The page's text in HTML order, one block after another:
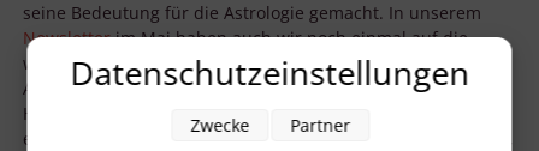
seine Bedeutung für die Astrologie gemacht. In unserem
Newsletterim Mai haben auch wir noch einmal auf die
wichtigsten Erkenntnisse Jungs geblickt. Er war der
Astrologie gegenüber sehr aufgeschlossen und sah es als
Hauptaufgabe des Menschen „sich selbst als das zu
erkennen, was man von Natur aus ist, im Gegensatz zu dem,
Datenschutzeinstellungen
Zwecke Partner